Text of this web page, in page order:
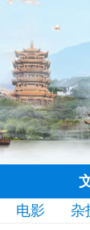
电影 杂